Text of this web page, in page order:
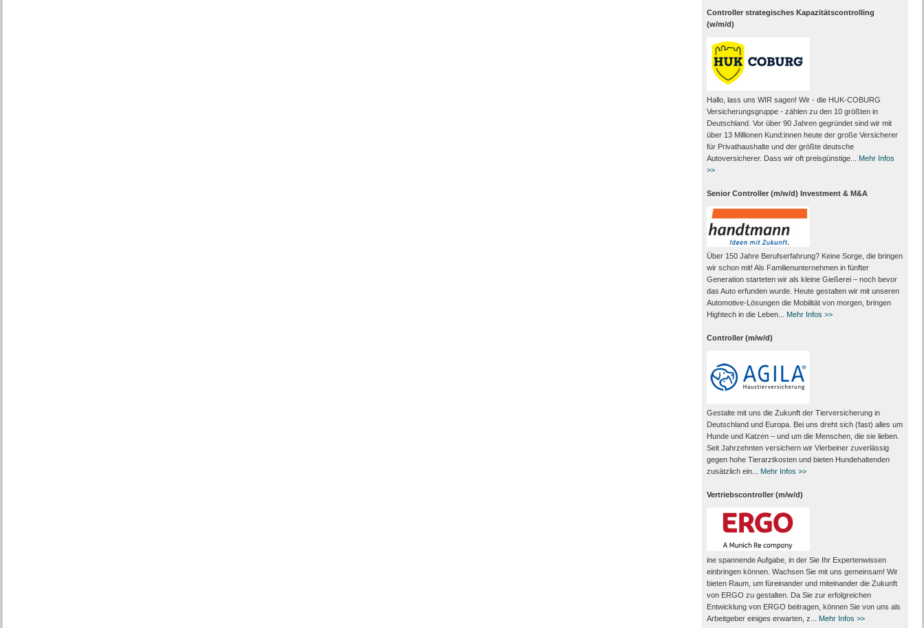
Controller strategisches Kapazitätscontrolling
(w/m/d)
Hallo, lass uns WIR sagen! Wir - die HUK-COBURG
Versicherungsgruppe - zählen zu den 10 größten in
Deutschland. Vor über 90 Jahren gegründet sind wir mit
über 13 Millionen Kund:innen heute der große Versicherer
für Privathaushalte und der größte deutsche
Autoversicherer. Dass wir oft preisgünstige...
Mehr Infos
>>
Senior Controller (m/w/d) Investment & M&A
Über 150 Jahre Berufserfahrung? Keine Sorge, die bringen
wir schon mit! Als Familienunternehmen in fünfter
Generation starteten wir als kleine Gießerei – noch bevor
das Auto erfunden wurde. Heute gestalten wir mit unseren
Automotive-Lösungen die Mobilität von morgen, bringen
Hightech in die Leben...
Mehr Infos >>
Controller (m/w/d)
Gestalte mit uns die Zukunft der Tierversicherung in
Deutschland und Europa. Bei uns dreht sich (fast) alles um
Hunde und Katzen – und um die Menschen, die sie lieben.
Seit Jahrzehnten versichern wir Vierbeiner zuverlässig
gegen hohe Tierarztkosten und bieten Hundehaltenden
zusätzlich ein...
Mehr Infos >>
Vertriebscontroller (m/w/d)
ine spannende Aufgabe, in der Sie Ihr Expertenwissen
einbringen können. Wachsen Sie mit uns gemeinsam! Wir
bieten Raum, um füreinander und miteinander die Zukunft
von ERGO zu gestalten. Da Sie zur erfolgreichen
Entwicklung von ERGO beitragen, können Sie von uns als
Arbeitgeber einiges erwarten, z... Mehr Infos >>